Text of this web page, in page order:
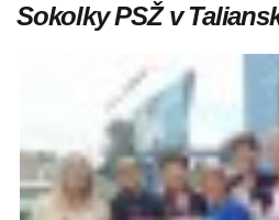
Sokolky PSŽ v